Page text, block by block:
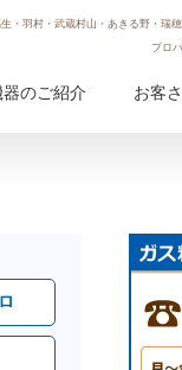
・羽村・武蔵村山・あきる野・瑞
プロ
器のご紹介 お客